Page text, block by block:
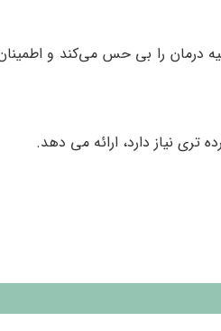
درمان را بی ‌حس می‌کند و
تری نیاز دارد، ارائه می دهد.